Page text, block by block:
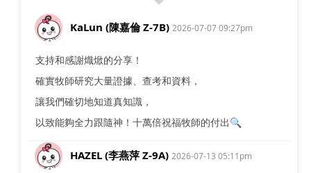
KaLun (陳嘉倫 Z-7B) 2026-07-07 09:27pm
支持和感謝熾焮的分享！
確實牧師研究大量證據、查考和資料，
讓我們確切地知道真知識，
以致能夠全力跟隨神！十萬倍祝福牧師的付出🔍
HAZEL (李燕萍 Z-9A) 2026-07-13 05:11pm